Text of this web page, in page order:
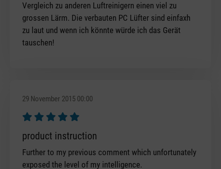
Vergleich zu anderen Luftreinigern einen viel zu
grossen Lärm. Die verbauten PC Lüfter sind einfaxh
zu laut und wenn ich könnte würde ich das Gerät
tauschen!
29 November 2015 00:00
Review with rating of 5 out of 5 stars
product instruction
Further to my previous comment which unfortunately
exposed the level of my intelligence.